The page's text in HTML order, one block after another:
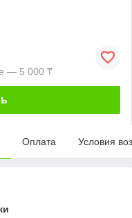
— 5 000 ₸
Оплата Условия